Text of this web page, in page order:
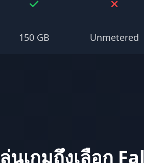
150 GB Unmetered
นเกมถึงเลือก